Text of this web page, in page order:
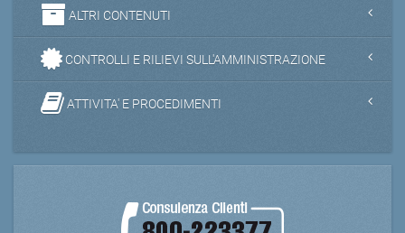
ALTRI CONTENUTI
CONTROLLI E RILIEVI SULL'AMMINISTRAZIONE
ATTIVITA' E PROCEDIMENTI